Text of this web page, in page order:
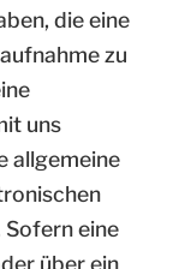
die eine
zu
uns
allgemeine
eine
über ein